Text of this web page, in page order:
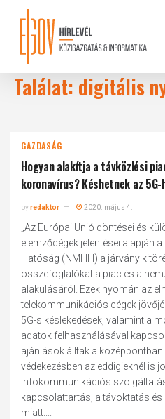
content
Találat: digitális
GAZDASÁG
Hogyan alakítja a távközlési
koronavírus? Késhetnek az
byredaktor 2020. május 4.
„Az Európai Unió döntései és
elemzőcégek jelentései alapján
Hatóság (NMHH) a járvány
összefoglalókat a piac és a
alakulásáról. Ezek nyomán az
telekommunikációs cégek
5G-s késlekedések, valamint a
adatok felhasználásával
ajánlások álltak a
védekezésben az eddigieknél is
infokommunikációs
kapcsolattartás, a távoktatás
miatt....